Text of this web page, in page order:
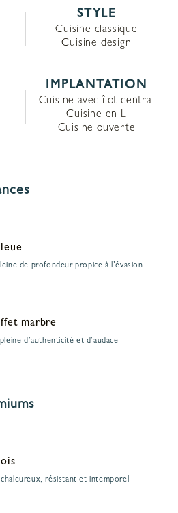
STYLE
Cuisine classique
Cuisine design
IMPLANTATION
Cuisine avec îlot central
Cuisine en L
Cuisine ouverte
de profondeur propice à l’évasion
marbre
d’authenticité et d’audace
résistant et intemporel